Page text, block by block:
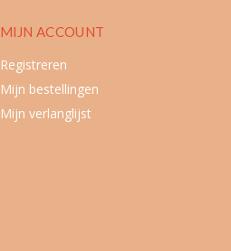
MIJN ACCOUNT
Registreren
Mijn bestellingen
Mijn verlanglijst